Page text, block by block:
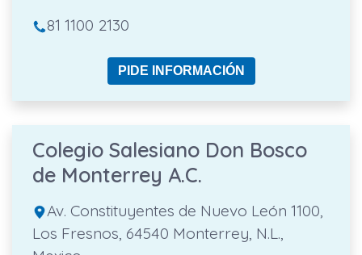
81 1100 2130
PIDE INFORMACIÓN
Colegio Salesiano Don Bosco
de Monterrey A.C.
Av. Constituyentes de Nuevo León 1100,
Los Fresnos, 64540 Monterrey, N.L.,